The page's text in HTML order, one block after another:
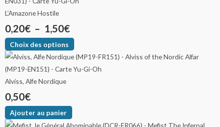
L’Amazone Hostile
0,20€ – 1,50€
Choix des options
Alvíss, Alfe Nordique
0,50€
Ajouter au panier